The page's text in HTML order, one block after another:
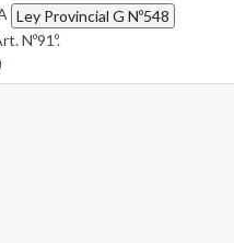
Ley Provincial G Nº548
Nº91º.